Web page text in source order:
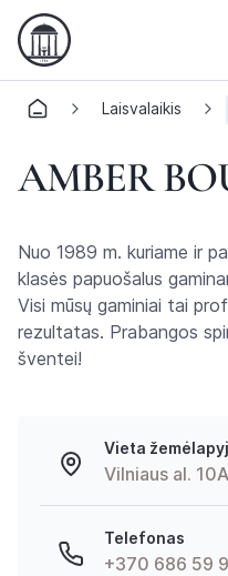
Laisvalaikis
AMBER
Nuo 1989 m. kuriame ir
klasės papuošalus
Visi mūsų gaminiai tai
rezultatas. Prabangos
šventei!
Vieta
Vilniaus al.
Telefonas
+370 686 59